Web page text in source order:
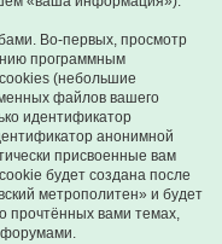
Во-первых, просмотр
программным
(небольшие
файлов вашего
идентификатор
анонимной
присвоенные вам
будет создана после
метрополитен» и будет
прочтённых вами темах,
форумами.